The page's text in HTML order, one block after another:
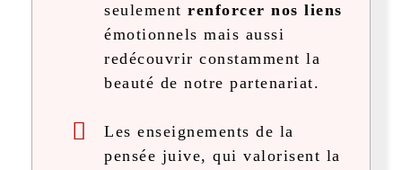
seulement renforcer nos liens
émotionnels mais aussi
redécouvrir constamment la
beauté de notre partenariat.
Les enseignements de la
pensée juive, qui valorisent la